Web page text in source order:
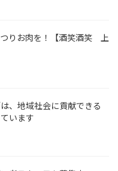
りお肉を！【酒笑酒笑 上
、地域社会に貢献できる
います